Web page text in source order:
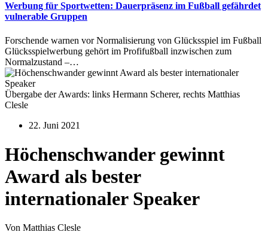
Werbung für Sportwetten: Dauerpräsenz im Fußball gefährdet
vulnerable Gruppen
Forschende warnen vor Normalisierung von Glücksspiel im Fußball
Glücksspielwerbung gehört im Profifußball inzwischen zum
Normalzustand –…
Übergabe der Awards: links Hermann Scherer, rechts Matthias
Clesle
22. Juni 2021
Höchenschwander gewinnt
Award als bester
internationaler Speaker
Von Matthias Clesle